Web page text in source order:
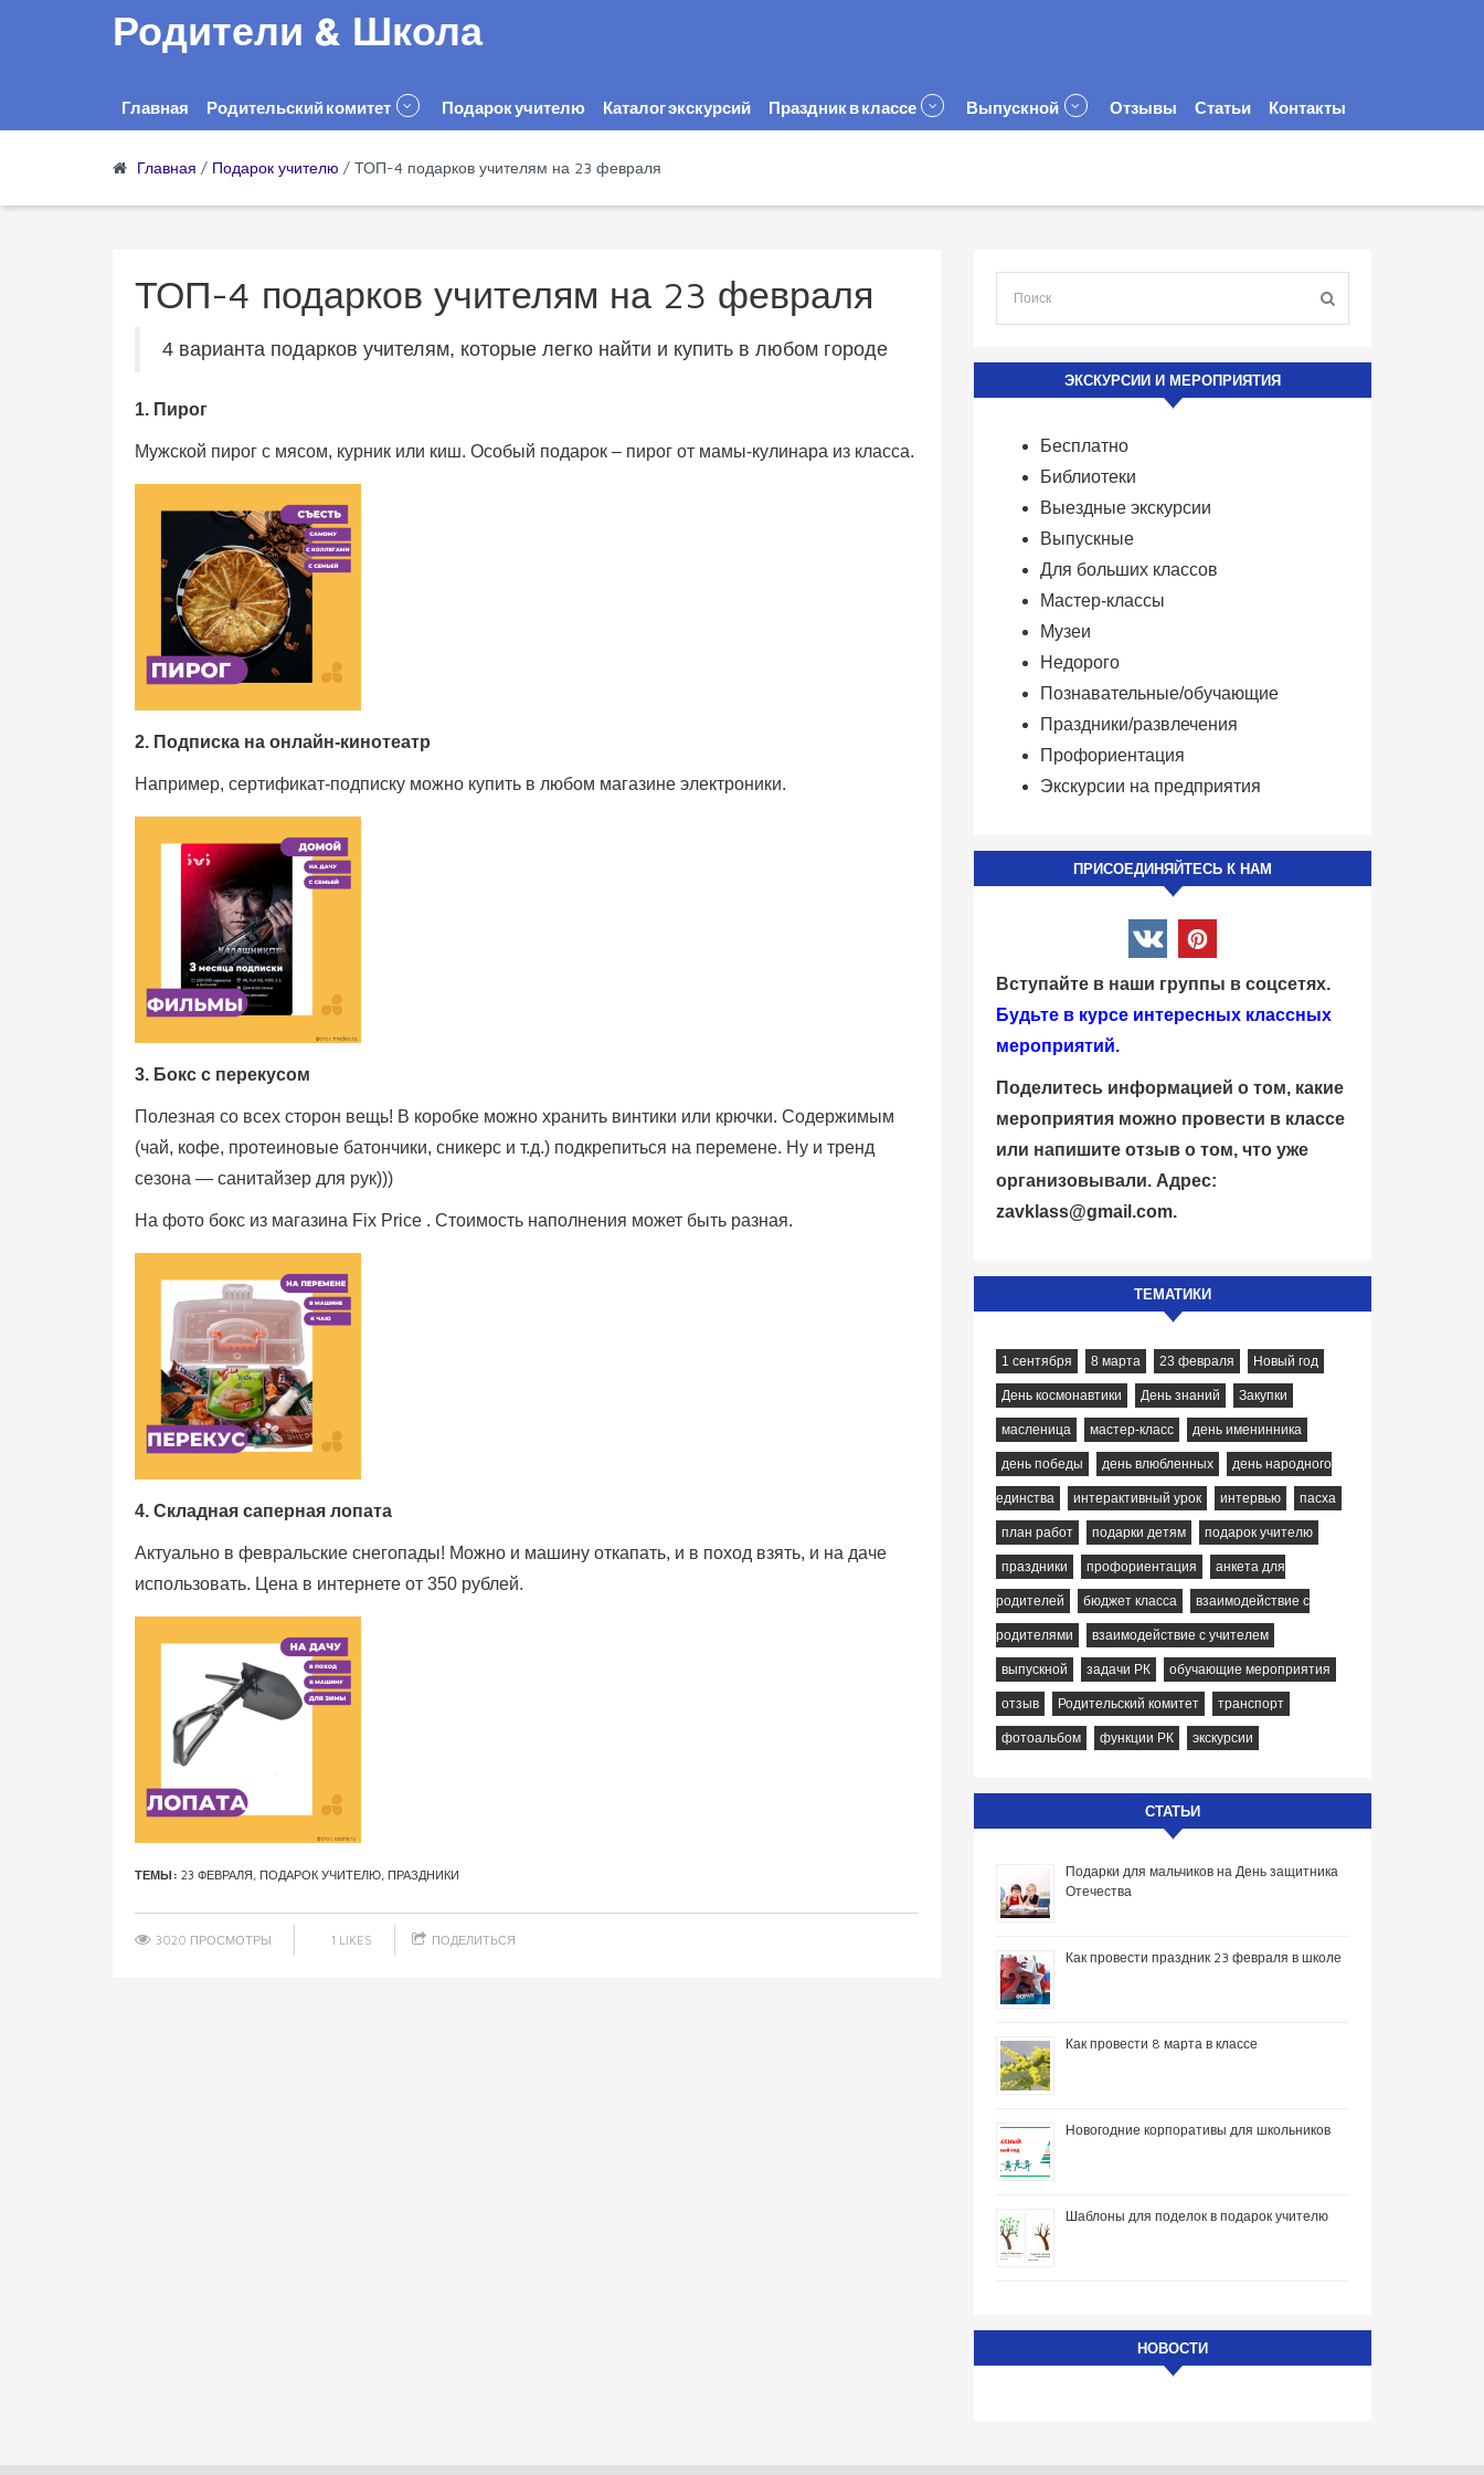
Родители & Школа
Главная Родительский комитет Подарок учителю Каталог экскурсий Праздник в классе Выпускной Отзывы Статьи Контакты
Главная / Подарок учителю / ТОП-4 подарков учителям на 23 февраля
ТОП-4 подарков учителям на 23 февраля
4 варианта подарков учителям, которые легко найти и купить в любом городе
1. Пирог
Мужской пирог с мясом, курник или киш. Особый подарок – пирог от мамы-кулинара из класса.
2. Подписка на онлайн-кинотеатр
Например, сертификат-подписку можно купить в любом магазине электроники.
3. Бокс с перекусом
Полезная со всех сторон вещь! В коробке можно хранить винтики или крючки. Содержимым
(чай, кофе, протеиновые батончики, сникерс и т.д.) подкрепиться на перемене. Ну и тренд
сезона — санитайзер для рук)))
На фото бокс из магазина Fix Price . Стоимость наполнения может быть разная.
4. Складная саперная лопата
Актуально в февральские снегопады! Можно и машину откапать, и в поход взять, и на даче
использовать. Цена в интернете от 350 рублей.
ТЕМЫ: 23 ФЕВРАЛЯ, ПОДАРОК УЧИТЕЛЮ, ПРАЗДНИКИ
3020 ПРОСМОТРЫ 1 LIKES ПОДЕЛИТЬСЯ
ЭКСКУРСИИ И МЕРОПРИЯТИЯ
Бесплатно
Библиотеки
Выездные экскурсии
Выпускные
Для больших классов
Мастер-классы
Музеи
Недорого
Познавательные/обучающие
Праздники/развлечения
Профориентация
Экскурсии на предприятия
ПРИСОЕДИНЯЙТЕСЬ К НАМ
Вступайте в наши группы в соцсетях.
Будьте в курсе интересных классных
мероприятий.
Поделитесь информацией о том, какие
мероприятия можно провести в классе
или напишите отзыв о том, что уже
организовывали. Адрес:
zavklass@gmail.com.
ТЕМАТИКИ
1 сентября 8 марта 23 февраля Новый год
День космонавтики День знаний Закупки
масленица мастер-класс день именинника
день победы день влюбленных день народного
единства интерактивный урок интервью пасха
план работ подарки детям подарок учителю
праздники профориентация анкета для
родителей бюджет класса взаимодействие с
родителями взаимодействие с учителем
выпускной задачи РК обучающие мероприятия
отзыв Родительский комитет транспорт
фотоальбом функции РК экскурсии
СТАТЬИ
Подарки для мальчиков на День защитника
Отечества
Как провести праздник 23 февраля в школе
Как провести 8 марта в классе
Новогодние корпоративы для школьников
Шаблоны для поделок в подарок учителю
НОВОСТИ